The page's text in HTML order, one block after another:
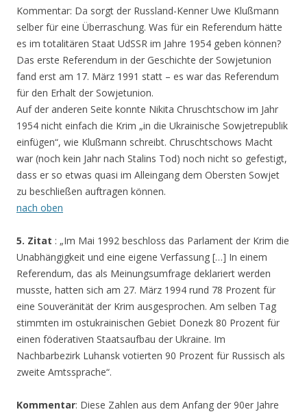
Kommentar: Da sorgt der Russland-Kenner Uwe Klußmann
selber für eine Überraschung. Was für ein Referendum hätte
es im totalitären Staat UdSSR im Jahre 1954 geben können?
Das erste Referendum in der Geschichte der Sowjetunion
fand erst am 17. März 1991 statt – es war das Referendum
für den Erhalt der Sowjetunion.
Auf der anderen Seite konnte Nikita Chruschtschow im Jahr
1954 nicht einfach die Krim „in die Ukrainische Sowjetrepublik
einfügen“, wie Klußmann schreibt. Chruschtschows Macht
war (noch kein Jahr nach Stalins Tod) noch nicht so gefestigt,
dass er so etwas quasi im Alleingang dem Obersten Sowjet
zu beschließen auftragen können.
nach oben
5. Zitat : „Im Mai 1992 beschloss das Parlament der Krim die
Unabhängigkeit und eine eigene Verfassung […] In einem
Referendum, das als Meinungsumfrage deklariert werden
musste, hatten sich am 27. März 1994 rund 78 Prozent für
eine Souveränität der Krim ausgesprochen. Am selben Tag
stimmten im ostukrainischen Gebiet Donezk 80 Prozent für
einen föderativen Staatsaufbau der Ukraine. Im
Nachbarbezirk Luhansk votierten 90 Prozent für Russisch als
zweite Amtssprache“.
Kommentar: Diese Zahlen aus dem Anfang der 90er Jahre